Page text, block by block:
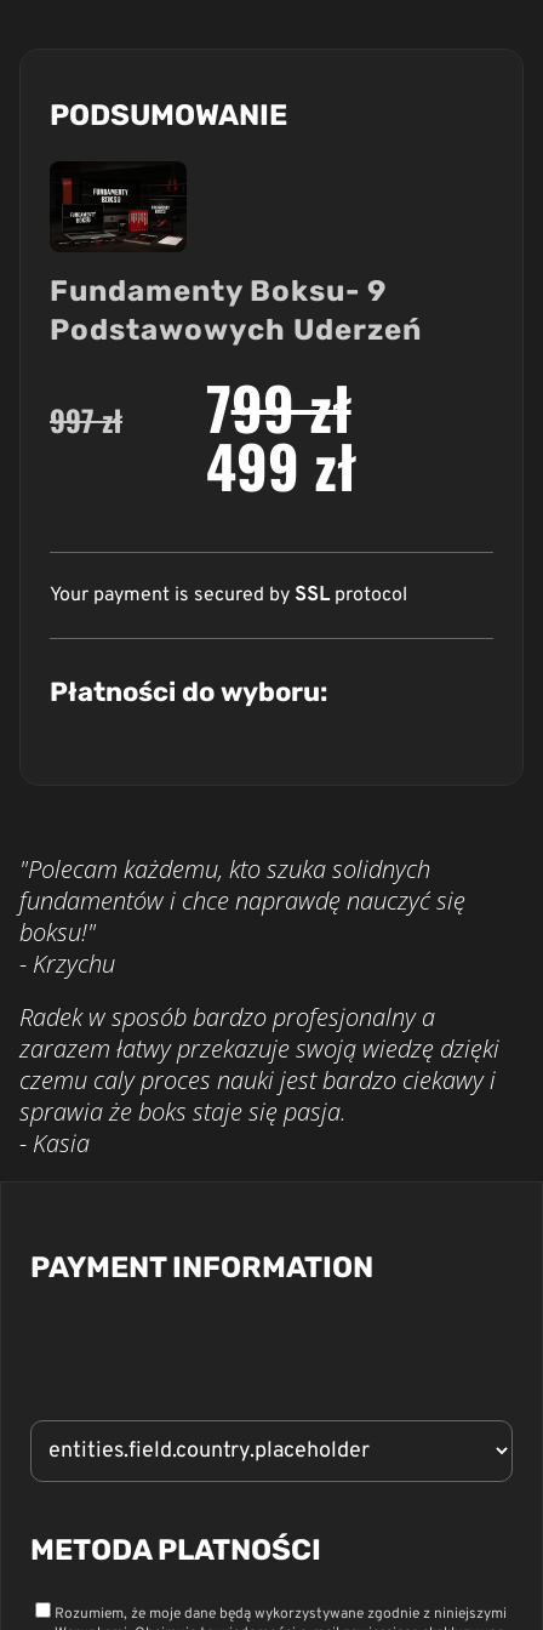
PAYMENT INFORMATION
METODA PLATNOŚCI
Rozumiem, że moje dane będą wykorzystywane zgodnie z niniejszymi
PODSUMOWANIE
Fundamenty Boksu- 9
Podstawowych Uderzeń
997 zł 799 zł
499 zł
Your payment is secured by SSL protocol
Płatności do wyboru:
"Polecam każdemu, kto szuka solidnych
fundamentów i chce naprawdę nauczyć się
boksu!"
- Krzychu
Radek w sposób bardzo profesjonalny a
zarazem łatwy przekazuje swoją wiedzę dzięki
czemu caly proces nauki jest bardzo ciekawy i
sprawia że boks staje się pasja.
- Kasia